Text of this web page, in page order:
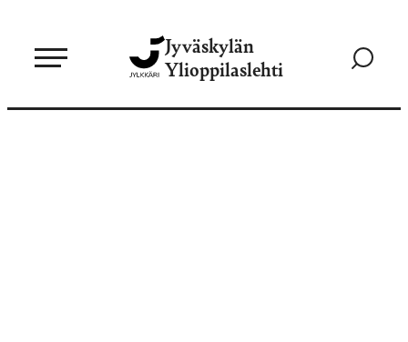
sisältöön
Jyväskylän
Ylioppilaslehti
Siirry